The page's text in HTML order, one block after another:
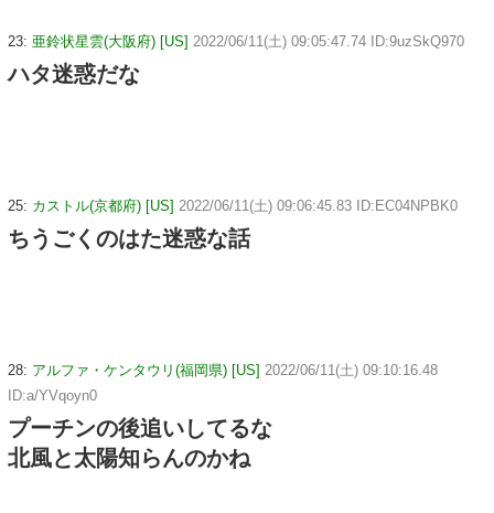
23: 亜鈴状星雲(大阪府) [US] 2022/06/11(土) 09:05:47.74 ID:9uzSkQ970
ハタ迷惑だな
25: カストル(京都府) [US] 2022/06/11(土) 09:06:45.83 ID:EC04NPBK0
ちうごくのはた迷惑な話
28: アルファ・ケンタウリ(福岡県) [US] 2022/06/11(土) 09:10:16.48
ID:a/YVqoyn0
プーチンの後追いしてるな
北風と太陽知らんのかね